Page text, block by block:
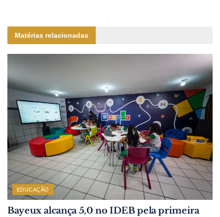
Matérias relacionadas
EDUCAÇÃO
Bayeux alcança 5,0 no IDEB pela primeira